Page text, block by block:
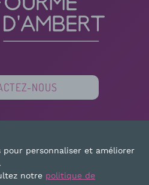
NOUS
MENTIONS LÉGALES
pour personnaliser et améliorer
notre politique de